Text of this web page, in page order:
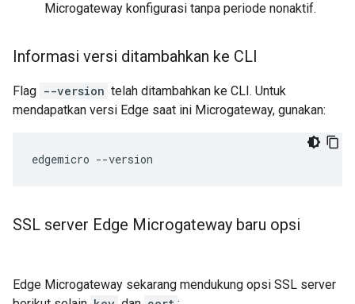
Microgateway konfigurasi tanpa periode nonaktif.
Informasi versi ditambahkan ke CLI
Flag --version telah ditambahkan ke CLI. Untuk
mendapatkan versi Edge saat ini Microgateway, gunakan:
edgemicro --version
SSL server Edge Microgateway baru opsi
Edge Microgateway sekarang mendukung opsi SSL server